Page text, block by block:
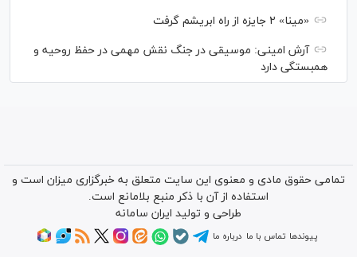
«مینا» ۲ جایزه از راه ابریشم گرفت
آرش امینی: موسیقی در جنگ نقش مهمی در حفظ روحیه و
همبستگی دارد
تمامی حقوق مادی و معنوی این سایت متعلق به خبرگزاری میزان است و
استفاده از آن با ذکر منبع بلامانع است.
طراحی و تولید ایران سامانه
پیوندها تماس با ما درباره ما